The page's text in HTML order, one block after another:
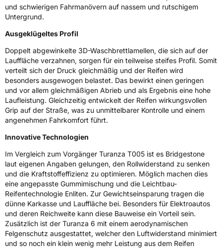
und schwierigen Fahrmanövern auf nassem und rutschigem
Untergrund.
Ausgeklügeltes Profil
Doppelt abgewinkelte 3D-Waschbrettlamellen, die sich auf der
Lauffläche verzahnen, sorgen für ein teilweise steifes Profil. Somit
verteilt sich der Druck gleichmäßig und der Reifen wird
besonders ausgewogen belastet. Das bewirkt einen geringen
und vor allem gleichmäßigen Abrieb und als Ergebnis eine hohe
Laufleistung. Gleichzeitig entwickelt der Reifen wirkungsvollen
Grip auf der Straße, was zu unmittelbarer Kontrolle und einem
angenehmen Fahrkomfort führt.
Innovative Technologien
Im Vergleich zum Vorgänger Turanza T005 ist es Bridgestone
laut eigenen Angaben gelungen, den Rollwiderstand zu senken
und die Kraftstoffeffizienz zu optimieren. Möglich machen dies
eine angepasste Gummimischung und die Leichtbau-
Reifentechnologie Enliten. Zur Gewichtseinsparung tragen die
dünne Karkasse und Lauffläche bei. Besonders für Elektroautos
und deren Reichweite kann diese Bauweise ein Vorteil sein.
Zusätzlich ist der Turanza 6 mit einem aerodynamischen
Felgenschutz ausgestattet, welcher den Luftwiderstand minimiert
und so noch ein klein wenig mehr Leistung aus dem Reifen